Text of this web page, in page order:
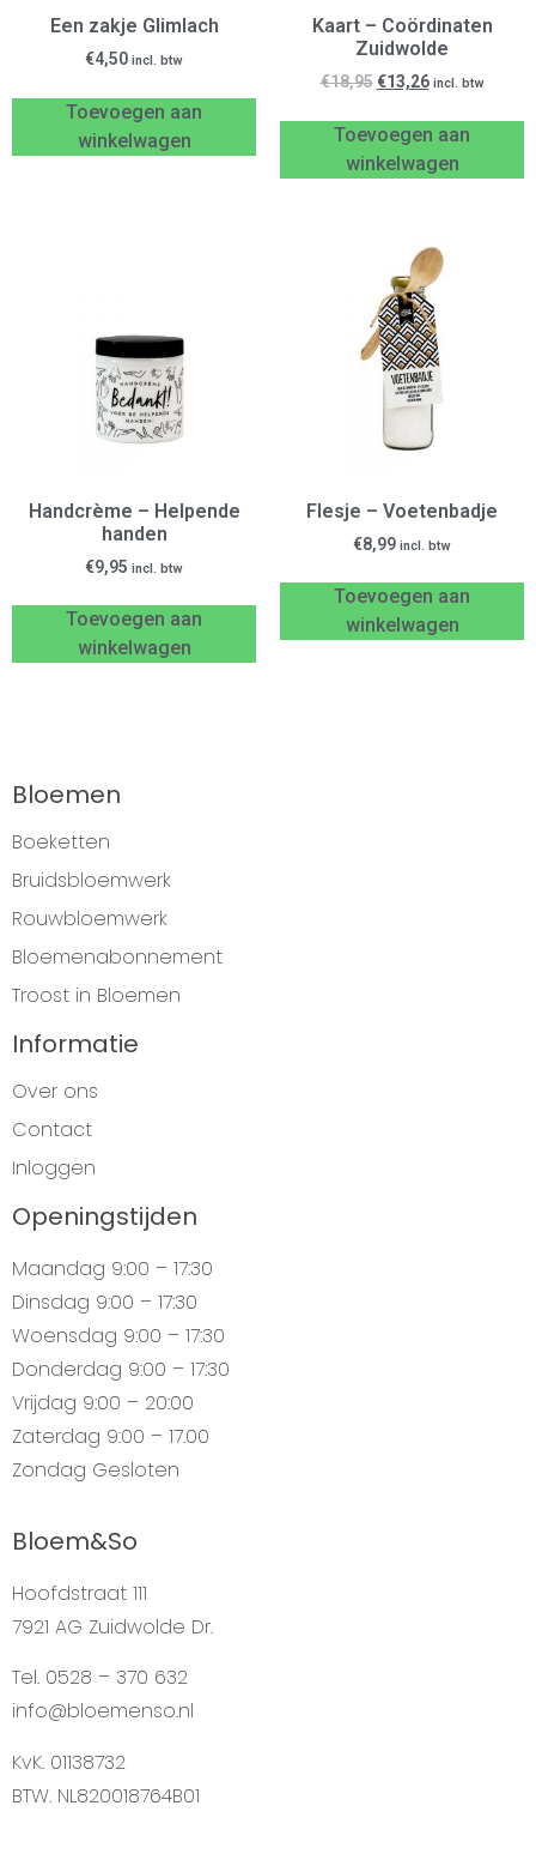
Een zakje Glimlach
€4,50 incl. btw
Toevoegen aan
winkelwagen
Kaart – Coördinaten
Zuidwolde
€18,95 €13,26 incl. btw
Toevoegen aan
winkelwagen
Handcrème – Helpende
handen
€9,95 incl. btw
Toevoegen aan
winkelwagen
Flesje – Voetenbadje
€8,99 incl. btw
Toevoegen aan
winkelwagen
Bloemen
Boeketten
Bruidsbloemwerk
Rouwbloemwerk
Bloemenabonnement
Troost in Bloemen
Informatie
Over ons
Contact
Inloggen
Openingstijden
Maandag 9:00 – 17:30
Dinsdag 9:00 – 17:30
Woensdag 9:00 – 17:30
Donderdag 9:00 – 17:30
Vrijdag 9:00 – 20:00
Zaterdag 9:00 – 17.00
Zondag Gesloten
Bloem&So
Hoofdstraat 111
7921 AG Zuidwolde Dr.
Tel. 0528 – 370 632
info@bloemenso.nl
KvK. 01138732
BTW. NL820018764B01